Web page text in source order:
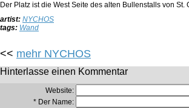
Der Platz ist die West Seite des alten Bullenstalls von St.
artist: NYCHOS
tags: Wand
<< mehr NYCHOS
Hinterlasse einen Kommentar
Website:
* Der Name: